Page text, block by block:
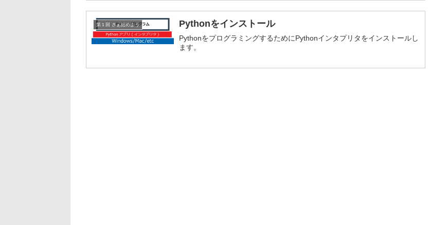
第１回 さぁ始めよう Pythonをインストール
PythonをプログラミングするためにPythonインタプリタをインストールし
ます。